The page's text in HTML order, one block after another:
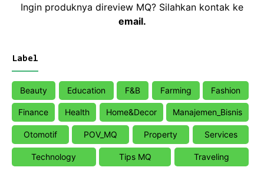
Ingin produknya direview MQ? Silahkan kontak ke
email.
Label
Beauty Education F&B Farming Fashion
Finance Health Home&Decor Manajemen_Bisnis
Otomotif POV_MQ Property Services
Technology Tips MQ Traveling